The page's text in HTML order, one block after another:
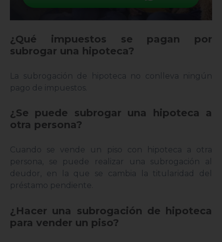
¿Qué impuestos se pagan por
subrogar una hipoteca?
La subrogación de hipoteca no conlleva ningún
pago de impuestos.
¿Se puede subrogar una hipoteca a
otra persona?
Cuando se vende un piso con hipoteca a otra
persona, se puede realizar una subrogación al
deudor, en la que se cambia la titularidad del
préstamo pendiente.
¿Hacer una subrogación de hipoteca
para vender un piso?